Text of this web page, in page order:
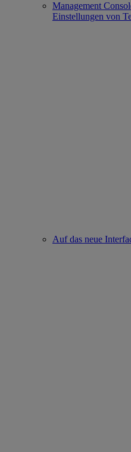
Management
Einstellungen von
Auf das neue